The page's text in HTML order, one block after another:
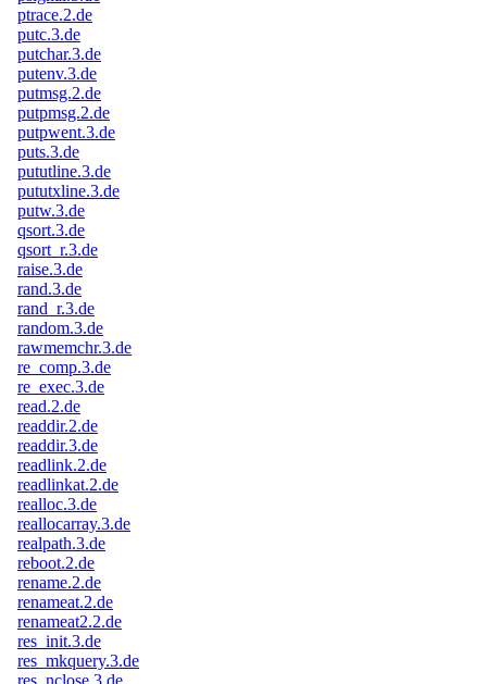
ptrace.2.de
putc.3.de
putchar.3.de
putenv.3.de
putmsg.2.de
putpmsg.2.de
putpwent.3.de
puts.3.de
pututline.3.de
pututxline.3.de
putw.3.de
qsort.3.de
qsort_r.3.de
raise.3.de
rand.3.de
rand_r.3.de
random.3.de
rawmemchr.3.de
re_comp.3.de
re_exec.3.de
read.2.de
readdir.2.de
readdir.3.de
readlink.2.de
readlinkat.2.de
realloc.3.de
reallocarray.3.de
realpath.3.de
reboot.2.de
rename.2.de
renameat.2.de
renameat2.2.de
res_init.3.de
res_mkquery.3.de
res_nclose.3.de